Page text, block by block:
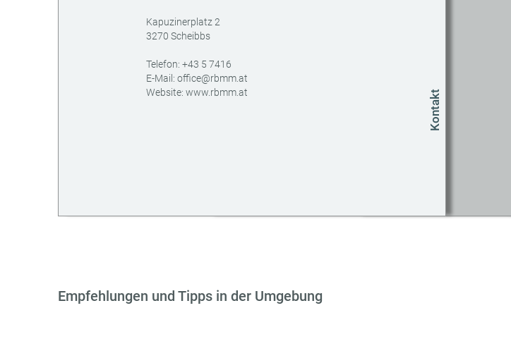
Kontakt
Kapuzinerplatz 2
3270 Scheibbs
Telefon: +43 5 7416
E-Mail: office@rbmm.at
Website: www.rbmm.at
Empfehlungen und Tipps in der Umgebung